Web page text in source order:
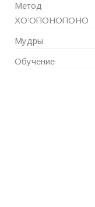
Метод
ХО’ОПОНОПОНО
Мудры
Обучение